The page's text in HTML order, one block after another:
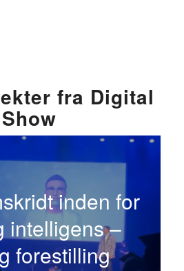
fra Digital
Show
inden for
intelligens –
forestilling